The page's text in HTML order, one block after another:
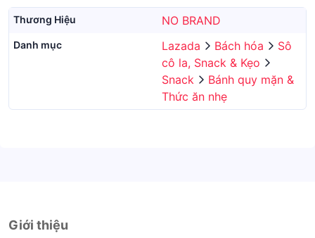
Thương Hiệu NO BRAND
Danh mục Lazada Bách hóa
Sô
cô la, Snack & Kẹo
Snack
Bánh quy mặn &
Thức ăn nhẹ
Giới thiệu